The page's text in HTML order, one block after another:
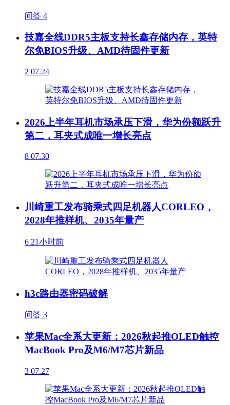
问答 4
技嘉全线DDR5主板支持长鑫存储内存，英特
尔免BIOS升级、AMD待固件更新
2 07.24
2026上半年耳机市场承压下滑，华为份额跃升
第二，耳夹式成唯一增长亮点
8 07.30
川崎重工发布骑乘式四足机器人CORLEO，
2028年推样机、2035年量产
6 21小时前
h3c路由器密码破解
问答 3
苹果Mac全系大更新：2026秋起推OLED触控
MacBook Pro及M6/M7芯片新品
3 07.27